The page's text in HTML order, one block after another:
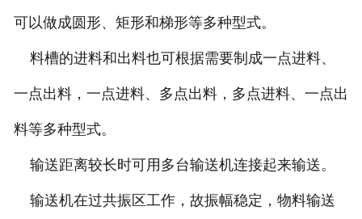
可以做成圆形、矩形和梯形等多种型式。
料槽的进料和出料也可根据需要制成一点进料、
一点出料，一点进料、多点出料，多点进料、一点出
料等多种型式。
输送距离较长时可用多台输送机连接起来输送。
输送机在过共振区工作，故振幅稳定，物料输送